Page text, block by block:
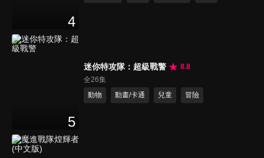
4
5
迷你特攻隊：超級戰警
8.8
全26集
動物
動畫/卡通 兒童 冒險